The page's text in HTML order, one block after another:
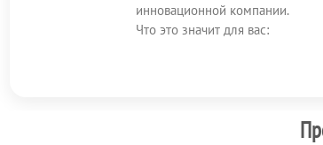
инновационной компании.
Что это значит для вас: